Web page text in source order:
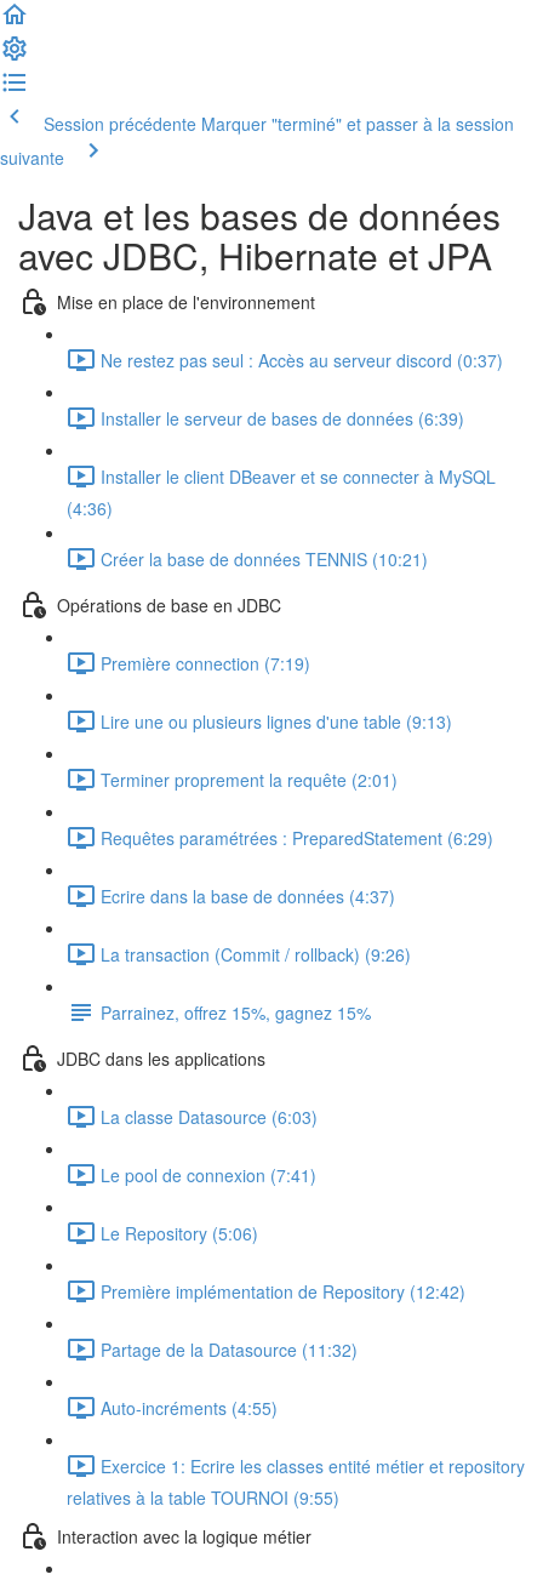
Session précédente Marquer "terminé" et passer à la session
suivante
Java et les bases de données
avec JDBC, Hibernate et JPA
Mise en place de l'environnement
Ne restez pas seul : Accès au serveur discord (0:37)
Installer le serveur de bases de données (6:39)
Installer le client DBeaver et se connecter à MySQL
(4:36)
Créer la base de données TENNIS (10:21)
Opérations de base en JDBC
Première connection (7:19)
Lire une ou plusieurs lignes d'une table (9:13)
Terminer proprement la requête (2:01)
Requêtes paramétrées : PreparedStatement (6:29)
Ecrire dans la base de données (4:37)
La transaction (Commit / rollback) (9:26)
Parrainez, offrez 15%, gagnez 15%
JDBC dans les applications
La classe Datasource (6:03)
Le pool de connexion (7:41)
Le Repository (5:06)
Première implémentation de Repository (12:42)
Partage de la Datasource (11:32)
Auto-incréments (4:55)
Exercice 1: Ecrire les classes entité métier et repository
relatives à la table TOURNOI (9:55)
Interaction avec la logique métier